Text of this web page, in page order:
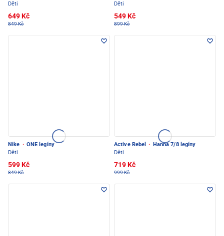
Děti
649 Kč
849 Kč
Děti
549 Kč
899 Kč
Nike · ONE legíny
Děti
599 Kč
849 Kč
Active Rebel ·
Hanna 7/8 legíny
Děti
719 Kč
999 Kč